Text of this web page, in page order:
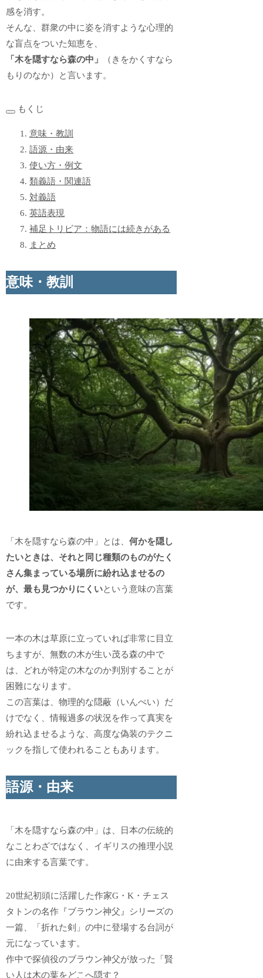
感を消す。
そんな、群衆の中に姿を消すような心理的
な盲点をついた知恵を、
「木を隠すなら森の中」
（きをかくすなら
もりのなか）と言います。
もくじ
意味・教訓
語源・由来
使い方・例文
類義語・関連語
対義語
英語表現
補足トリビア：物語には続きがある
まとめ
意味・教訓
「木を隠すなら森の中」とは、何かを隠し
たいときは、それと同じ種類のものがたく
さん集まっている場所に紛れ込ませるの
が、最も見つかりにくいという意味の言葉
です。
一本の木は草原に立っていれば非常に目立
ちますが、無数の木が生い茂る森の中で
は、どれが特定の木なのか判別することが
困難になります。
この言葉は、物理的な隠蔽（いんぺい）だ
けでなく、情報過多の状況を作って真実を
紛れ込ませるような、高度な偽装のテクニ
ックを指して使われることもあります。
語源・由来
「木を隠すなら森の中」は、日本の伝統的
なことわざではなく、イギリスの推理小説
に由来する言葉です。
20世紀初頭に活躍した作家G・K・チェス
タトンの名作『ブラウン神父』シリーズの
一篇、「折れた剣」の中に登場する台詞が
元になっています。
作中で探偵役のブラウン神父が放った「賢
い人は木の葉をどこへ隠す？